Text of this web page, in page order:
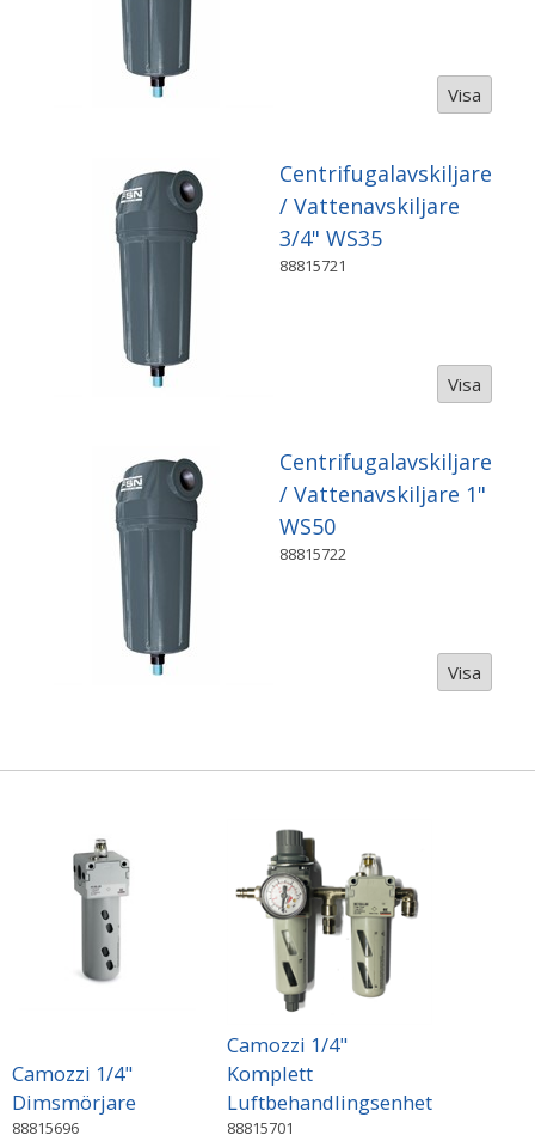
Visa
Centrifugalavskiljare
/ Vattenavskiljare
3/4" WS35
88815721
Visa
Centrifugalavskiljare
/ Vattenavskiljare 1"
WS50
88815722
Visa
Camozzi 1/4"
Dimsmörjare
88815696
Camozzi 1/4"
Komplett
Luftbehandlingsenhet
88815701